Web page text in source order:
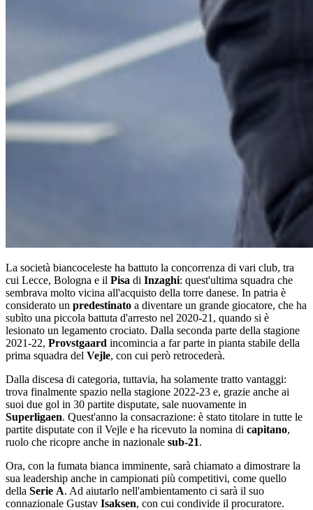
La società biancoceleste ha battuto la concorrenza di vari club, tra
cui Lecce, Bologna e il Pisa di Inzaghi: quest'ultima squadra che
sembrava molto vicina all'acquisto della torre danese. In patria è
considerato un predestinato a diventare un grande giocatore, che ha
subìto una piccola battuta d'arresto nel 2020-21, quando si è
lesionato un legamento crociato. Dalla seconda parte della stagione
2021-22, Provstgaard incomincia a far parte in pianta stabile della
prima squadra del Vejle, con cui però retrocederà.
Dalla discesa di categoria, tuttavia, ha solamente tratto vantaggi:
trova finalmente spazio nella stagione 2022-23 e, grazie anche ai
suoi due gol in 30 partite disputate, sale nuovamente in
Superligaen. Quest'anno la consacrazione: è stato titolare in tutte le
partite disputate con il Vejle e ha ricevuto la nomina di capitano,
ruolo che ricopre anche in nazionale sub-21.
Ora, con la fumata bianca imminente, sarà chiamato a dimostrare la
sua leadership anche in campionati più competitivi, come quello
della Serie A. Ad aiutarlo nell'ambientamento ci sarà il suo
connazionale Gustav Isaksen, con cui condivide il procuratore.